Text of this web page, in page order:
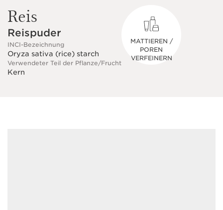
Reis
Reispuder
INCI-Bezeichnung
Oryza sativa (rice) starch
Verwendeter Teil der Pflanze/Frucht
Kern
MATTIEREN /
POREN
VERFEINERN